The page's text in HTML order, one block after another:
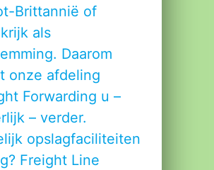
Brittannië of
als
Daarom
onze afdeling
Forwarding u –
– verder.
opslagfaciliteiten
Freight Line